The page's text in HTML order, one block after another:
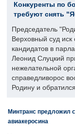
Конкуренты по
требуют снять
Председатель
Верховный суд иск
кандидатов в
Леонид Слуцкий
нежелательной
справедливорос
Родину и
Минтранс предложил
авиакеросина